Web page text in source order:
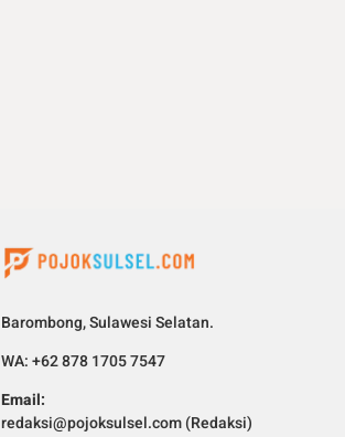
Barombong, Sulawesi Selatan.
WA: +62 878 1705 7547
Email:
redaksi@pojoksulsel.com (Redaksi)